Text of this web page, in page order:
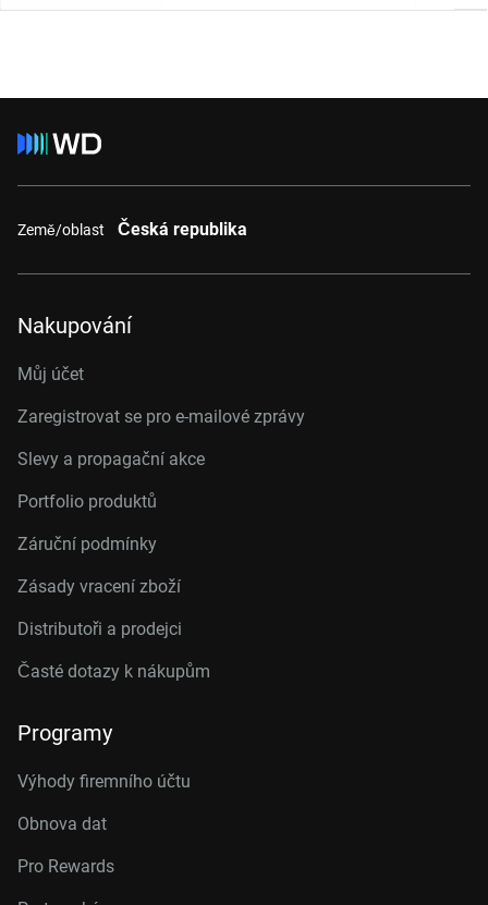
Země/oblast Česká republika
Nakupování
Můj účet
Zaregistrovat se pro e-mailové zprávy
Slevy a propagační akce
Portfolio produktů
Záruční podmínky
Zásady vracení zboží
Distributoři a prodejci
Časté dotazy k nákupům
Programy
Výhody firemního účtu
Obnova dat
Pro Rewards